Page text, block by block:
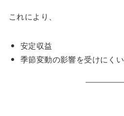
これにより、
安定収益
季節変動の影響を受けにくい